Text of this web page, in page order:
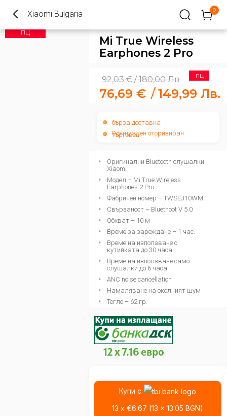
Xiaomi Bulgaria 0
ПЦ
Mi True Wireless
Earphones 2 Pro
ПЦ
92,03€/180,00Лв.
76,69 € /149,99 Лв.
бърза доставка
Официален оторизиран
търговец
Оригинални Bluetooth слушалки
Xiaomi
Модел – Mi True Wireless
Earphones 2 Pro
Фабричен номер – TWSEJ10WM
Свързаност – Bluethoot V 5.0
Обхват – 10 м
Време за зареждане – 1 час.
Време на използване с
кутийката до 30 часа.
Време на използване само
слушалки до 6 часа.
ANC noise cancellation
Намаляване на околният шум
Тегло – 62 гр.
Купи с
13 x €6.67 (13 x 13.05 BGN)
12 x 7.16 евро